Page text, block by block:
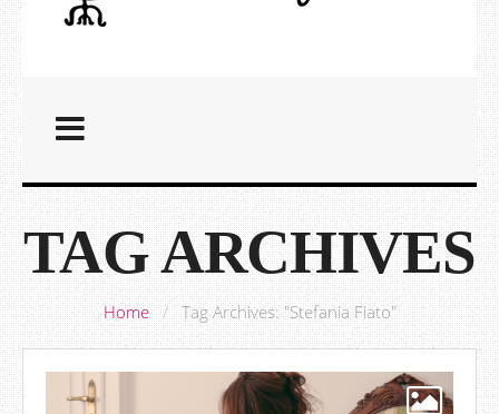
TAG ARCHIVES
Home / Tag Archives: "Stefania Fiato"